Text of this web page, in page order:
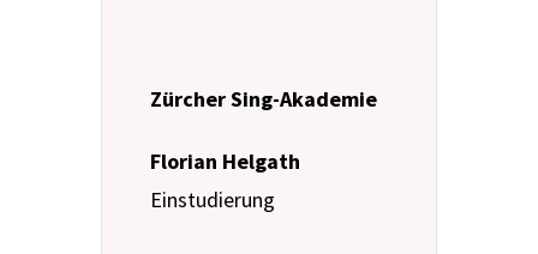
Zürcher Sing-Akademie
Florian Helgath
Einstudierung